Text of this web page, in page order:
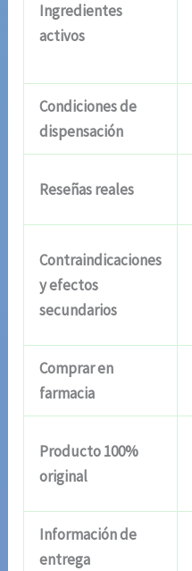
Ingredientes
activos
Condiciones de
dispensación
Reseñas reales
Contraindicaciones
y efectos
secundarios
Comprar en
farmacia
Producto 100%
original
Información de
entrega